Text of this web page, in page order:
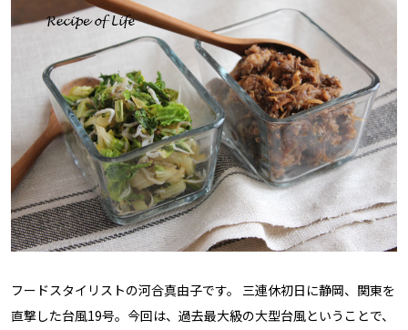
フードスタイリストの河合真由子です。 三連休初日に静岡、関東を
直撃した台風19号。今回は、過去最大級の大型台風ということで、